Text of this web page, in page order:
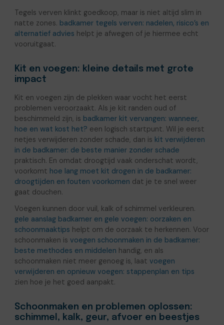
Tegels verven klinkt goedkoop, maar is niet altijd slim in
natte zones. badkamer tegels verven: nadelen, risico’s en
alternatief advies helpt je afwegen of je hiermee echt
vooruitgaat.
Kit en voegen: kleine details met grote
impact
Kit en voegen zijn de plekken waar vocht het eerst
problemen veroorzaakt. Als je kit randen oud of
beschimmeld zijn, is badkamer kit vervangen: wanneer,
hoe en wat kost het? een logisch startpunt. Wil je eerst
netjes verwijderen zonder schade, dan is kit verwijderen
in de badkamer: de beste manier zonder schade
praktisch. En omdat droogtijd vaak onderschat wordt,
voorkomt hoe lang moet kit drogen in de badkamer:
droogtijden en fouten voorkomen dat je te snel weer
gaat douchen.
Voegen kunnen door vuil, kalk of schimmel verkleuren.
gele aanslag badkamer en gele voegen: oorzaken en
schoonmaaktips helpt om de oorzaak te herkennen. Voor
schoonmaken is voegen schoonmaken in de badkamer:
beste methodes en middelen handig, en als
schoonmaken niet meer genoeg is, laat voegen
verwijderen en opnieuw voegen: stappenplan en tips
zien hoe je het goed aanpakt.
Schoonmaken en problemen oplossen:
schimmel, kalk, geur, afvoer en beestjes